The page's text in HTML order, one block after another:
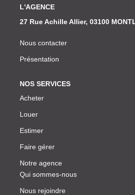
L'AGENCE
27 Rue Achille Allier, 03100
Nous contacter
Présentation
NOS SERVICES
Acheter
Louer
Estimer
Faire gérer
Notre agence
Qui sommes-nous
Nous rejoindre